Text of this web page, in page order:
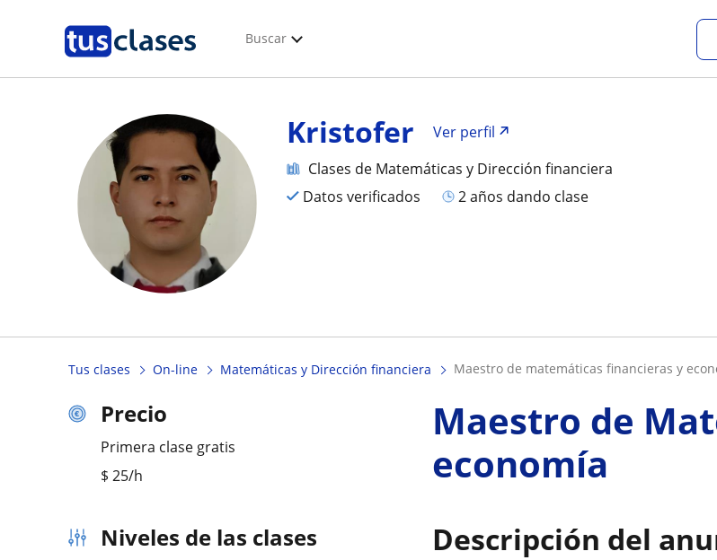
Buscar
Kristofer
Ver perfil
Clases de Matemáticas y Dirección financiera
Datos verificados
2 años dando clase
Tus clases On-line Matemáticas y Dirección financiera maestro de matemáticas financieras y
Precio
Primera clase gratis
$ 25/h
Niveles de las clases
Maestro de
economía
Descripción del